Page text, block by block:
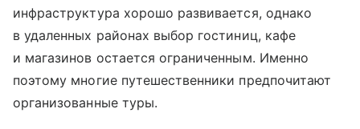
инфраструктура хорошо развивается, однако
в удаленных районах выбор гостиниц, кафе
и магазинов остается ограниченным. Именно
поэтому многие путешественники предпочитают
организованные туры.